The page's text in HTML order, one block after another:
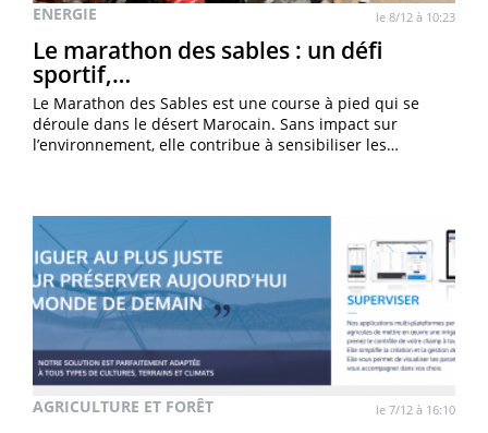
ENERGIE le 8/12 à 10:23
Le marathon des sables : un défi
sportif,…
Le Marathon des Sables est une course à pied qui se
déroule dans le désert Marocain. Sans impact sur
l’environnement, elle contribue à sensibiliser les…
AGRICULTURE ET FORÊT le 7/12 à 16:10